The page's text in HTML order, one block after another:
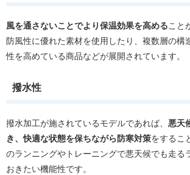
風を通さないことでより保温効果を高めること
防風性に優れた素材を使用したり、複数層の構
性を高めている商品などが展開されています。
撥水性
撥水加工が施されているモデルであれば、 悪天
き、快適な状態を保ちながら防寒対策をするこ
のランニングやトレーニングで悪天候でも走る
おきたい機能性です。